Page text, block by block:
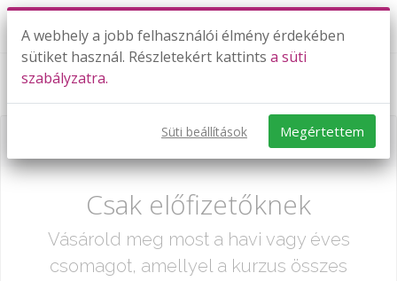
Öltöztesd fel a családot!
Már csak egy lépés:
Csak előfizetőknek
Vásárold meg most a havi vagy éves
csomagot, amellyel a kurzus összes
A webhely a jobb felhasználói élmény érdekében
sütiket használ. Részletekért kattints a süti
szabályzatra.
Süti beállítások Megértettem